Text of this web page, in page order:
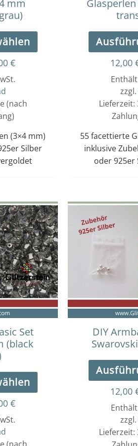
mm
€
(nach
(3×4 mm)
Silber
12,00
zzgl.
Lieferzeit:
55 facettierte
inklusive
oder 925er
Set
(black
Dieses
Produkt
weist
mehrere
Varianten
auf.
Die
Optionen
können
Produktseite
€
Preisspanne:
12,00 €
bis
13,00 €
DIY
12,00
zzgl.
Lieferzeit: